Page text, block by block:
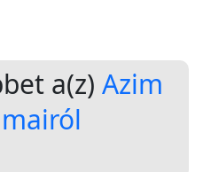
a(z) Azim